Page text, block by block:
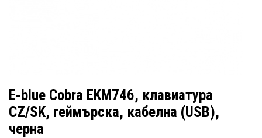
E-blue Cobra EKM746, клавиатура
CZ/SK, геймърска, кабелна (USB),
черна